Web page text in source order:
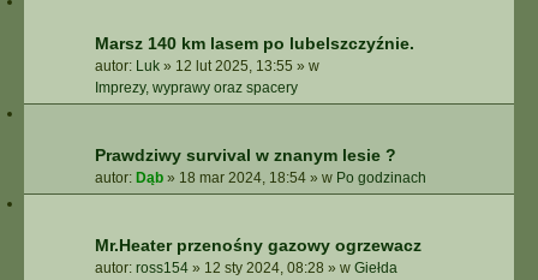
Marsz 140 km lasem po lubelszczyźnie.
autor: Luk » 12 lut 2025, 13:55 » w
Imprezy, wyprawy oraz spacery
Prawdziwy survival w znanym lesie ?
autor: Dąb » 18 mar 2024, 18:54 » w Po godzinach
Mr.Heater przenośny gazowy ogrzewacz
autor: ross154 » 12 sty 2024, 08:28 » w Giełda